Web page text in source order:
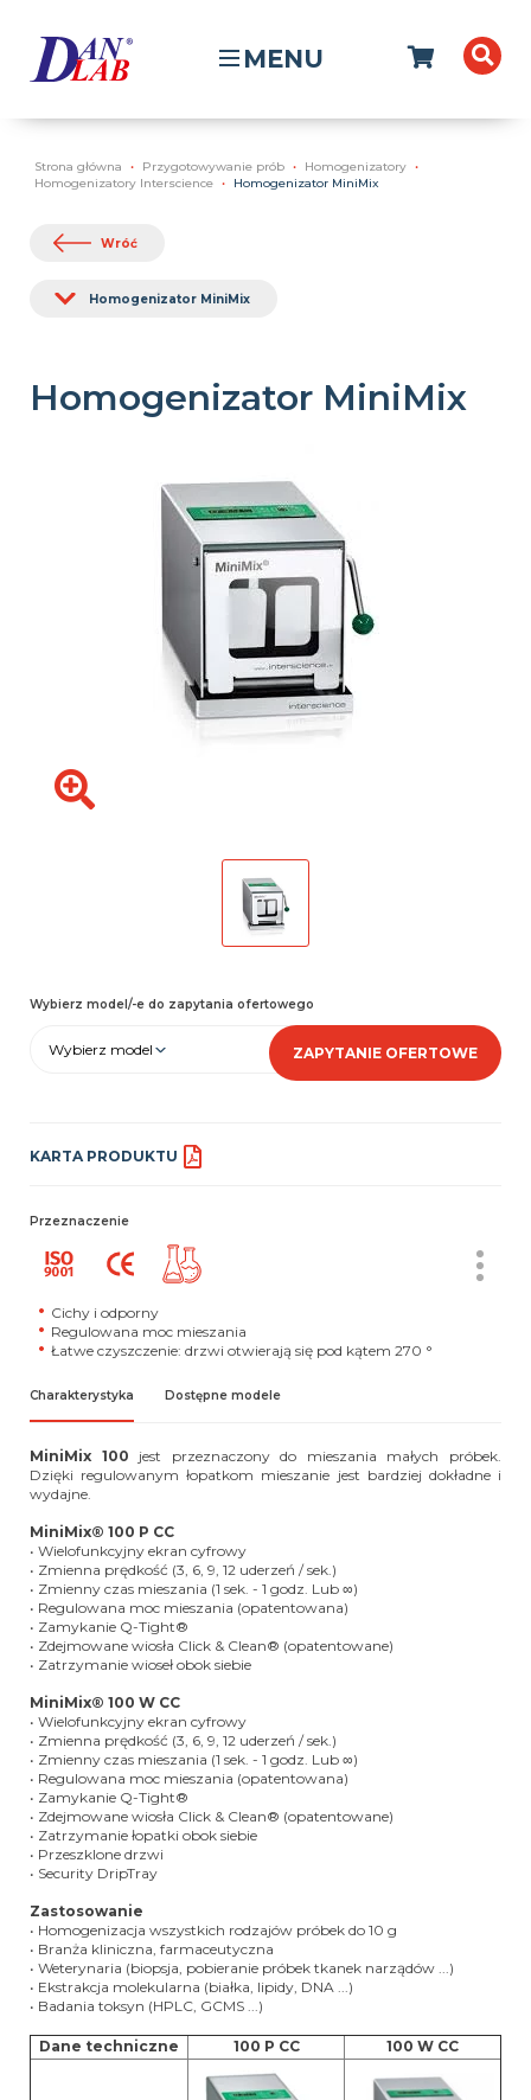
MENU
Strona główna Przygotowywanie prób
Homogenizatory
Homogenizatory Interscience
Homogenizator MiniMix
Wróć
Homogenizator MiniMix
Homogenizator MiniMix
Wybierz model/-e do zapytania ofertowego
Wybierz model ZAPYTANIE OFERTOWE
KARTA PRODUKTU
Przeznaczenie
Cichy i odporny
Regulowana moc mieszania
Łatwe czyszczenie: drzwi otwierają się pod kątem 270 °
Charakterystyka Dostępne modele
MiniMix 100 jest przeznaczony do mieszania małych próbek.
Dzięki regulowanym łopatkom mieszanie jest bardziej dokładne i
wydajne.
MiniMix® 100 P CC
• Wielofunkcyjny ekran cyfrowy
• Zmienna prędkość (3, 6, 9, 12 uderzeń / sek.)
• Zmienny czas mieszania (1 sek. - 1 godz. Lub ∞)
• Regulowana moc mieszania (opatentowana)
• Zamykanie Q-Tight®
• Zdejmowane wiosła Click & Clean® (opatentowane)
• Zatrzymanie wioseł obok siebie
MiniMix® 100 W CC
• Wielofunkcyjny ekran cyfrowy
• Zmienna prędkość (3, 6, 9, 12 uderzeń / sek.)
• Zmienny czas mieszania (1 sek. - 1 godz. Lub ∞)
• Regulowana moc mieszania (opatentowana)
• Zamykanie Q-Tight®
• Zdejmowane wiosła Click & Clean® (opatentowane)
• Zatrzymanie łopatki obok siebie
• Przeszklone drzwi
• Security DripTray
Zastosowanie
• Homogenizacja wszystkich rodzajów próbek do 10 g
• Branża kliniczna, farmaceutyczna
• Weterynaria (biopsja, pobieranie próbek tkanek narządów ...)
• Ekstrakcja molekularna (białka, lipidy, DNA ...)
• Badania toksyn (HPLC, GCMS ...)
Dane techniczne 100 P CC 100 W CC